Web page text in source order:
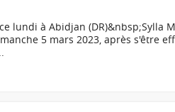
lundi à Abidjan (DR)&nbsp;Sylla
5 mars 2023, après s'être